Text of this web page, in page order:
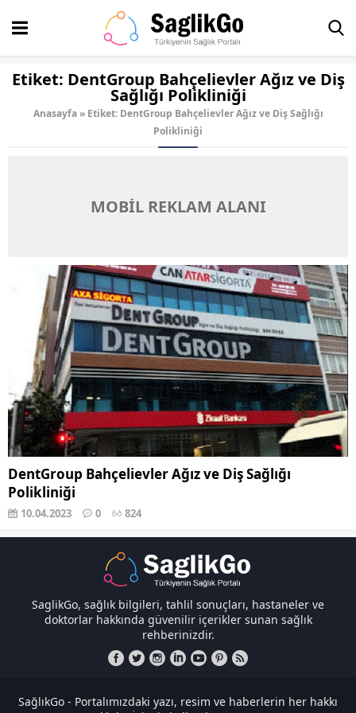
Etiket: DentGroup Bahçelievler Ağız ve Diş
Sağlığı Polikliniği
Anasayfa » Etiket: DentGroup Bahçelievler Ağız ve Diş Sağlığı
Polikliniği
MOBİL REKLAM ALANI
DentGroup Bahçelievler Ağız ve Diş Sağlığı
Polikliniği
10.04.2023 0 824
SaglikGo, sağlık bilgileri, tahlil sonuçları, hastaneler ve
doktorlar hakkında güvenilir içerikler sunan sağlık
rehberinizdir.
SağlıkGo - Portalımızdaki yazı, resim ve haberlerin her hakkı